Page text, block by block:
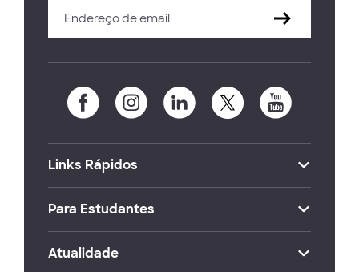
Links Rápidos
Para Estudantes
Atualidade